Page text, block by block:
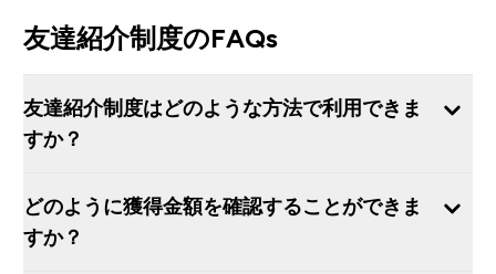
友達紹介制度のFAQs
友達紹介制度はどのような方法で利用できま
すか？
どのように獲得金額を確認することができま
すか？